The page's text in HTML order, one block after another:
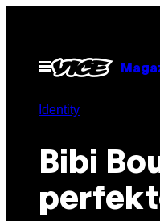
contentOpen
Menu
Identity
Bibi